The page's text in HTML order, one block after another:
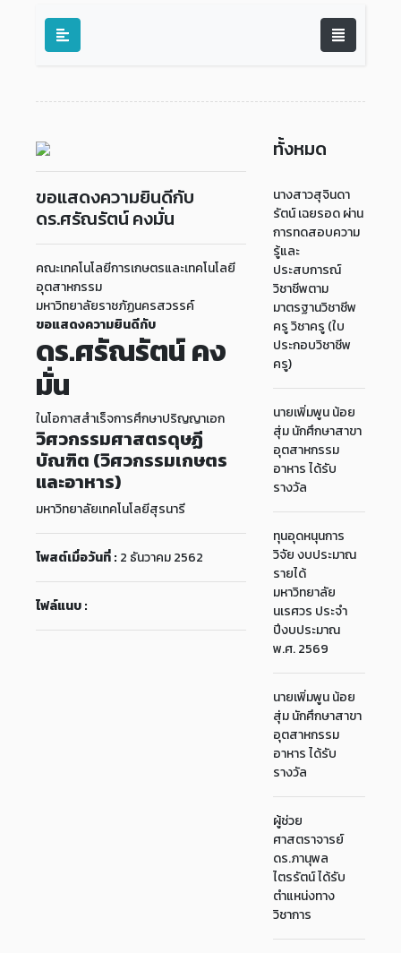
ขอแสดงความยินดีกับ
ดร.ศรัณรัตน์ คงมั่น
คณะเทคโนโลยีการเกษตรและเทคโนโลยี
อุตสาหกรรม
มหาวิทยาลัยราชภัฏนครสวรรค์
ขอแสดงความยินดีกับ
ดร.ศรัณรัตน์ คง
มั่น
ในโอกาสสำเร็จการศึกษาปริญญาเอก
วิศวกรรมศาสตรดุษฏี
บัณฑิต (วิศวกรรมเกษตร
และอาหาร)
มหาวิทยาลัยเทคโนโลยีสุรนารี
โพสต์เมื่อวันที่ : 2 ธันวาคม 2562
ไฟล์แนบ :
ทั้งหมด
นางสาวสุจินดา
รัตน์ เฉยรอด ผ่าน
การทดสอบความ
รู้และ
ประสบการณ์
วิชาชีพตาม
มาตรฐานวิชาชีพ
ครู วิชาครู (ใบ
ประกอบวิชาชีพ
ครู)
นายเพิ่มพูน น้อย
สุ่ม นักศึกษาสาขา
อุตสาหกรรม
อาหาร ได้รับ
รางวัล
ทุนอุดหนุนการ
วิจัย งบประมาณ
รายได้
มหาวิทยาลัย
นเรศวร ประจำ
ปีงบประมาณ
พ.ศ. 2569
นายเพิ่มพูน น้อย
สุ่ม นักศึกษาสาขา
อุตสาหกรรม
อาหาร ได้รับ
รางวัล
ผู้ช่วย
ศาสตราจารย์
ดร.ภานุพล
ไตรรัตน์ ได้รับ
ตำแหน่งทาง
วิชาการ